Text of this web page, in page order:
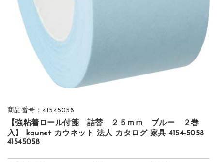
商品番号：41545058
【強粘着ロール付箋 詰替 ２５ｍｍ ブルー ２巻
入】 kaunet カウネット 法人 カタログ 家具 4154-5058
41545058